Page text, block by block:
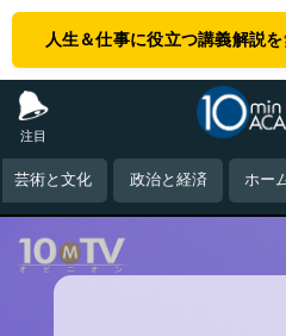
人生＆仕事に役立つ講義解説を
注目
芸術と文化 政治と経済 ホー